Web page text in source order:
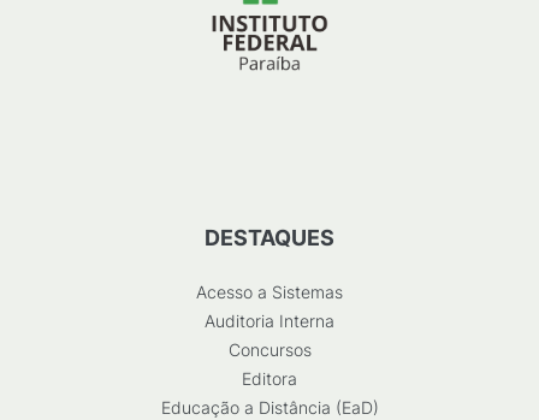
DESTAQUES
Acesso a Sistemas
Auditoria Interna
Concursos
Editora
Educação a Distância (EaD)